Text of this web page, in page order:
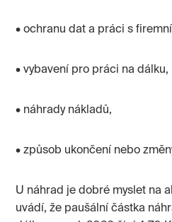
• ochranu dat a práci s
• vybavení pro práci na dálku,
• náhrady nákladů,
• způsob ukončení nebo
U náhrad je dobré myslet na
uvádí, že paušální částka